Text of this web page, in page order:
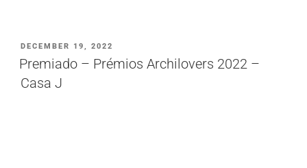
PUBLICADO
EM
DECEMBER 19, 2022
Premiado – Prémios Archilovers 2022 –
Casa J